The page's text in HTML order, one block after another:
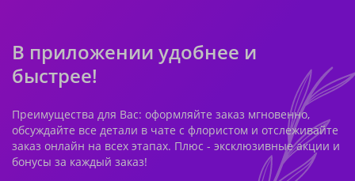
В приложении удобнее и
быстрее!
Преимущества для Вас: оформляйте заказ мгновенно,
обсуждайте все детали в чате с флористом и отслеживайте
заказ онлайн на всех этапах. Плюс - эксклюзивные акции и
бонусы за каждый заказ!